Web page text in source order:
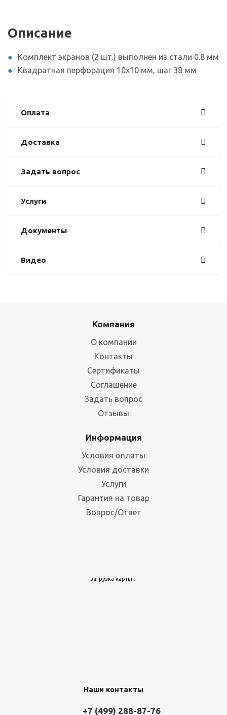
Описание
Комплект экранов (2 шт.) выполнен из стали 0.8 мм
Квадратная перфорация 10х10 мм, шаг 38 мм
Оплата
Доставка
Задать вопрос
Услуги
Документы
Видео
Компания
О компании
Контакты
Сертификаты
Соглашение
Задать вопрос
Отзывы
Информация
Условия оплаты
Условия доставки
Услуги
Гарантия на товар
Вопрос/Ответ
загрузка карты...
Наши контакты
+7 (499) 288-87-76